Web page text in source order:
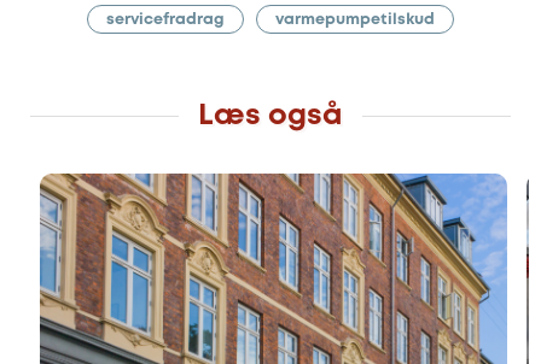
servicefradrag varmepumpetilskud
Læs også